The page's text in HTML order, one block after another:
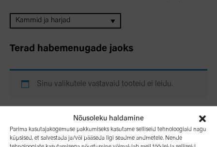
Nõusoleku haldamine
Parima kasutajakogemuse pakkumiseks kasutame selliseid tehnoloogiaid nagu
küpsised, et salvestada ja/või pääseda ligi seadme andmetele. Nende
Kammid ja harjad
Terad habemenugade jaoks
Sinu valikutele vastavaid tooteid ei leidu.